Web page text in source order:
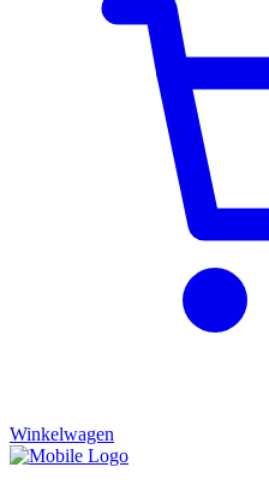
Winkelwagen